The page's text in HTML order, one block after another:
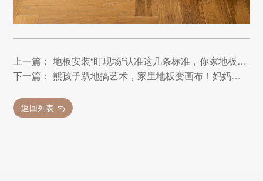
上一篇： 地板安装“盯现场”认准这几条标准，你家地板寿命高十几年
下一篇： 熊孩子趴地搞艺术，家里地板变画布！妈妈：幸好当初买的是天格
返回列表